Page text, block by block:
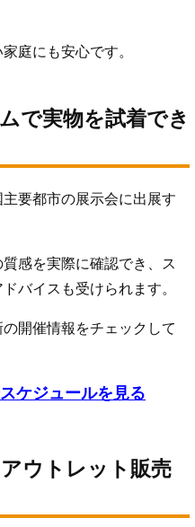
庭にも安心です。
で実物を試着でき
要都市の展示会に出展す
感を実際に確認でき、ス
バイスも受けられます。
開催情報をチェックして
ケジュールを見る
ウトレット販売